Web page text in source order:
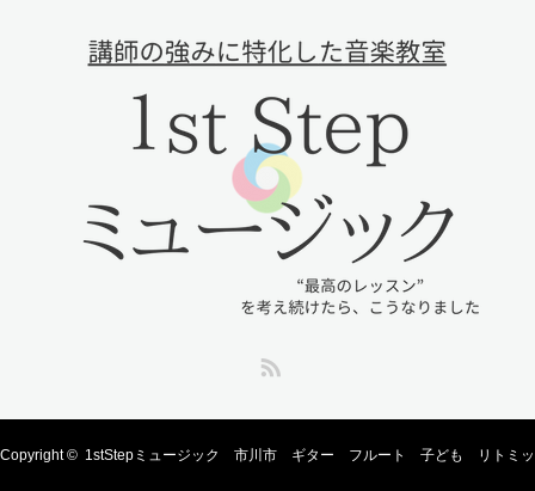
Copyright © 1stStepミュージック 市川市 ギター フルート 子ども リトミッ